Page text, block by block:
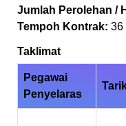
Jumlah Perolehan /
Tempoh Kontrak: 36
Taklimat
Pegawai
Penyelaras